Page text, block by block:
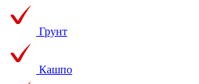
Грунт
Кашпо